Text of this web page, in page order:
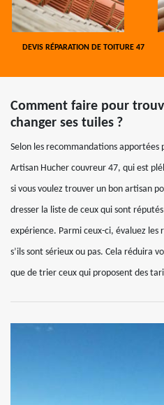
DEVIS RÉPARATION DE TOITURE 47
Comment faire pour
changer ses tuiles ?
Selon les recommandations apportées
Artisan Hucher couvreur 47, qui est
si vous voulez trouver un bon artisan
dresser la liste de ceux qui sont
expérience. Parmi ceux-ci, évaluez les
s’ils sont sérieux ou pas. Cela réduira
que de trier ceux qui proposent des